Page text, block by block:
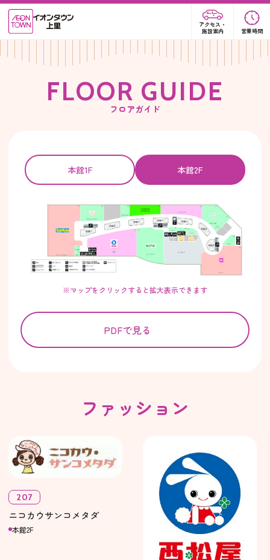
アクセス・
施設案内
営業時間
FLOOR GUIDE
フロアガイド
本館1F 本館2F
※マップをクリックすると拡大表示できます
PDFで見る
ファッション
207
ニコカウサンコメタダ
本館2F